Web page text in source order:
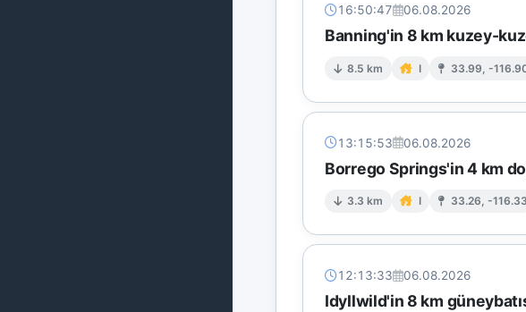
16:50:47 06.08.2026
Banning'in 8 km kuzey-
8.5 km I 33.99, -
13:15:53 06.08.2026
Borrego Springs'in 4 km
3.3 km I 33.26, -116.33
12:13:33 06.08.2026
Idyllwild'in 8 km